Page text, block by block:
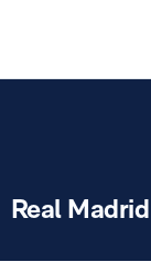
Real Madrid